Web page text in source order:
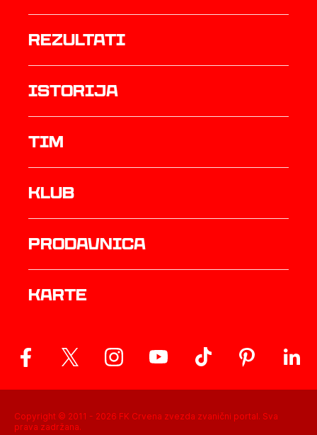
rezultati
istorija
TIM
Klub
prodavnica
Karte
Copyright © 2011 - 2026 FK Crvena zvezda zvanični portal. Sva
prava zadržana.